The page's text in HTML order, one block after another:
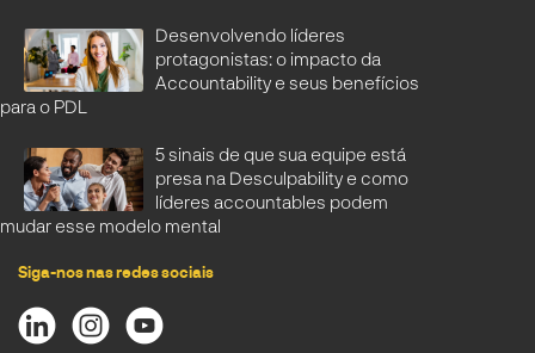
Desenvolvendo líderes
protagonistas: o impacto da
Accountability e seus benefícios
para o PDL
5 sinais de que sua equipe está
presa na Desculpability e como
líderes accountables podem
mudar esse modelo mental
Siga-nos nas redes sociais